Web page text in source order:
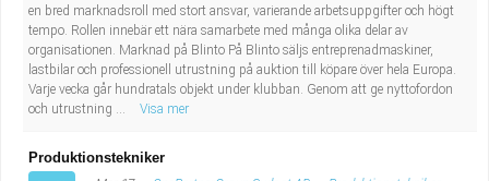
en bred marknadsroll med stort ansvar, varierande arbetsuppgifter och högt
tempo. Rollen innebär ett nära samarbete med många olika delar av
organisationen. Marknad på Blinto På Blinto säljs entreprenadmaskiner,
lastbilar och professionell utrustning på auktion till köpare över hela Europa.
Varje vecka går hundratals objekt under klubban. Genom att ge nyttofordon
och utrustning ...
Visa mer
Produktionstekniker